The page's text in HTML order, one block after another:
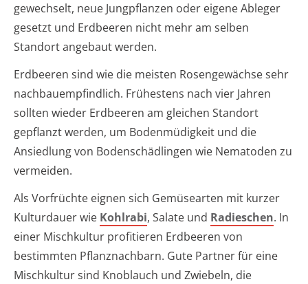
gewechselt, neue Jungpflanzen oder eigene Ableger
gesetzt und Erdbeeren nicht mehr am selben
Standort angebaut werden.
Erdbeeren sind wie die meisten Rosengewächse sehr
nachbauempfindlich. Frühestens nach vier Jahren
sollten wieder Erdbeeren am gleichen Standort
gepflanzt werden, um Bodenmüdigkeit und die
Ansiedlung von Bodenschädlingen wie Nematoden zu
vermeiden.
Als Vorfrüchte eignen sich Gemüsearten mit kurzer
Kulturdauer wie Kohlrabi, Salate und Radieschen. In
einer Mischkultur profitieren Erdbeeren von
bestimmten Pflanznachbarn. Gute Partner für eine
Mischkultur sind Knoblauch und Zwiebeln, die